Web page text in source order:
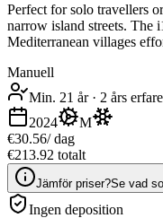
Perfect for solo travellers
narrow island streets. The
Mediterranean villages
Manuell
Min. 21 år· 2 års
2024
M
€30.56/ dag
€213.92 totalt
Jämför priser?Se vad
Ingen deposition